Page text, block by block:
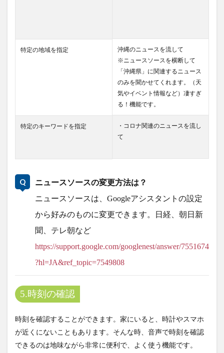
特定の地域を指定
沖縄のニュースを流して
※ニュースソースを横断して
「沖縄県」に関連するニュース
のみを聞かせてくれます。（天
気やイベント情報など）凄すぎ
る！機能です。
特定のキーワードを指定
・コロナ関連のニュースを流し
て
ニュースソースの変更方法は？
ニュースソースは、Googleアシスタントの設定
から好みのものに変更できます。日経、朝日新
聞、テレ朝など
https://support.google.com/googlenest/answer/7551674
?hl=JA&ref_topic=7549808
5.時刻の確認
時刻を確認することができます。家にいると、時計やスマホ
が近くにないこともあります。そんな時、音声で時刻を確認
できるのは地味ながら非常に便利で、よく使う機能です。